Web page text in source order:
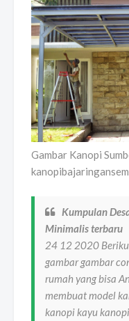
Gambar Kanopi
Kumpulan
Minimalis terbaru
24 12 2020
gambar gambar
rumah yang bisa
membuat model
kanopi kayu